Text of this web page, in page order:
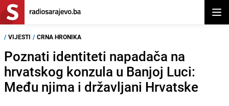
/ VIJESTI / CRNA HRONIKA
Poznati identiteti napadača na
hrvatskog konzula u Banjoj Luci:
Među njima i državljani Hrvatske